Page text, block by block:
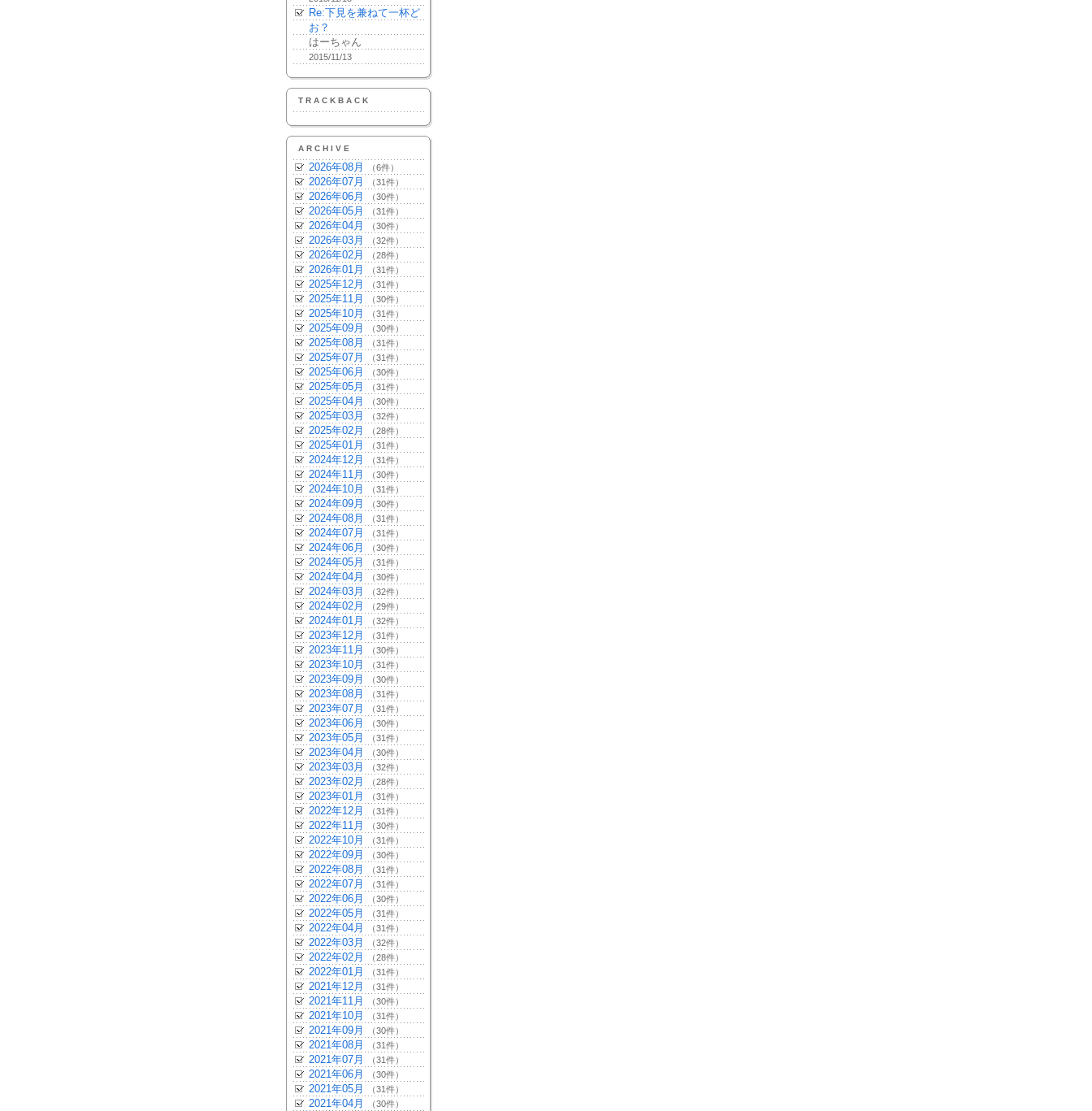
Re:下見を兼ねて一杯ど
お？
はーちゃん
2015/11/13
TRACKBACK
ARCHIVE
2026年08月 （6件）
2026年07月 （31件）
2026年06月 （30件）
2026年05月 （31件）
2026年04月 （30件）
2026年03月 （32件）
2026年02月 （28件）
2026年01月 （31件）
2025年12月 （31件）
2025年11月 （30件）
2025年10月 （31件）
2025年09月 （30件）
2025年08月 （31件）
2025年07月 （31件）
2025年06月 （30件）
2025年05月 （31件）
2025年04月 （30件）
2025年03月 （32件）
2025年02月 （28件）
2025年01月 （31件）
2024年12月 （31件）
2024年11月 （30件）
2024年10月 （31件）
2024年09月 （30件）
2024年08月 （31件）
2024年07月 （31件）
2024年06月 （30件）
2024年05月 （31件）
2024年04月 （30件）
2024年03月 （32件）
2024年02月 （29件）
2024年01月 （32件）
2023年12月 （31件）
2023年11月 （30件）
2023年10月 （31件）
2023年09月 （30件）
2023年08月 （31件）
2023年07月 （31件）
2023年06月 （30件）
2023年05月 （31件）
2023年04月 （30件）
2023年03月 （32件）
2023年02月 （28件）
2023年01月 （31件）
2022年12月 （31件）
2022年11月 （30件）
2022年10月 （31件）
2022年09月 （30件）
2022年08月 （31件）
2022年07月 （31件）
2022年06月 （30件）
2022年05月 （31件）
2022年04月 （31件）
2022年03月 （32件）
2022年02月 （28件）
2022年01月 （31件）
2021年12月 （31件）
2021年11月 （30件）
2021年10月 （31件）
2021年09月 （30件）
2021年08月 （31件）
2021年07月 （31件）
2021年06月 （30件）
2021年05月 （31件）
2021年04月 （30件）